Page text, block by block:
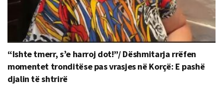
“Ishte tmerr, s’e harroj dot!”/ Dëshmitarja rrëfen
momentet tronditëse pas vrasjes në Korçë: E pashë
djalin të shtrirë